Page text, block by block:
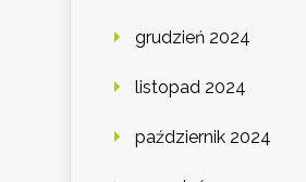
grudzień 2024
listopad 2024
październik 2024